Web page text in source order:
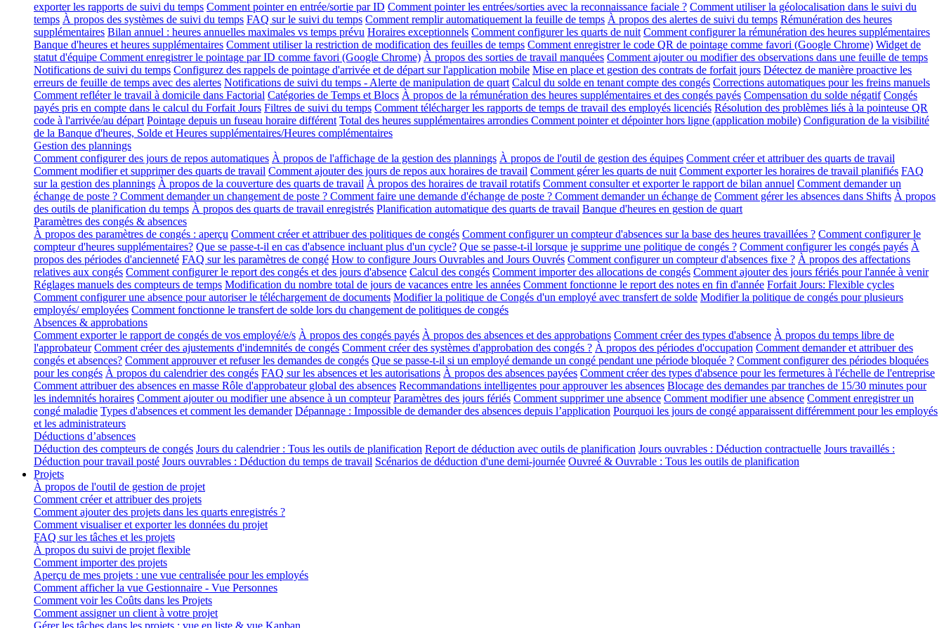
exporter les rapports de suivi du temps Comment pointer en entrée/sortie par ID Comment pointer les entrées/sorties avec la reconnaissance faciale ? Comment utiliser la géolocalisation dans le suivi du
temps À propos des systèmes de suivi du temps FAQ sur le suivi du temps Comment remplir automatiquement la feuille de temps À propos des alertes de suivi du temps Rémunération des heures
supplémentaires Bilan annuel : heures annuelles maximales vs temps prévu Horaires exceptionnels Comment configurer les quarts de nuit Comment configurer la rémunération des heures supplémentaires
Banque d'heures et heures supplémentaires Comment utiliser la restriction de modification des feuilles de temps Comment enregistrer le code QR de pointage comme favori (Google Chrome) Widget de
statut d'équipe Comment enregistrer le pointage par ID comme favori (Google Chrome) À propos des sorties de travail manquées Comment ajouter ou modifier des observations dans une feuille de temps
Notifications de suivi du temps Configurez des rappels de pointage d'arrivée et de départ sur l'application mobile Mise en place et gestion des contrats de forfait jours Détectez de manière proactive les
erreurs de feuille de temps avec des alertes Notifications de suivi du temps - Alerte de manipulation de quart Calcul du solde en tenant compte des congés Corrections automatiques pour les freins manuels
Comment refléter le travail à domicile dans Factorial Catégories de Temps et Blocs À propos de la rémunération des heures supplémentaires et des congés payés Compensation du solde négatif Congés
payés pris en compte dans le calcul du Forfait Jours Filtres de suivi du temps Comment télécharger les rapports de temps de travail des employés licenciés Résolution des problèmes liés à la pointeuse QR
code à l'arrivée/au départ Pointage depuis un fuseau horaire différent Total des heures supplémentaires arrondies Comment pointer et dépointer hors ligne (application mobile) Configuration de la visibilité
de la Banque d'heures, Solde et Heures supplémentaires/Heures complémentaires
Gestion des plannings
Comment configurer des jours de repos automatiques À propos de l'affichage de la gestion des plannings À propos de l'outil de gestion des équipes Comment créer et attribuer des quarts de travail
Comment modifier et supprimer des quarts de travail Comment ajouter des jours de repos aux horaires de travail Comment gérer les quarts de nuit Comment exporter les horaires de travail planifiés FAQ
sur la gestion des plannings À propos de la couverture des quarts de travail À propos des horaires de travail rotatifs Comment consulter et exporter le rapport de bilan annuel Comment demander un
échange de poste ? Comment demander un changement de poste ? Comment faire une demande d'échange de poste ? Comment demander un échange de Comment gérer les absences dans Shifts À propos
des outils de planification du temps À propos des quarts de travail enregistrés Planification automatique des quarts de travail Banque d'heures en gestion de quart
Paramètres des congés & absences
À propos des paramètres de congés : aperçu Comment créer et attribuer des politiques de congés Comment configurer un compteur d'absences sur la base des heures travaillées ? Comment configurer le
compteur d'heures supplémentaires? Que se passe-t-il en cas d'absence incluant plus d'un cycle? Que se passe-t-il lorsque je supprime une politique de congés ? Comment configurer les congés payés À
propos des périodes d'ancienneté FAQ sur les paramètres de congé How to configure Jours Ouvrables and Jours Ouvrés Comment configurer un compteur d'absences fixe ? À propos des affectations
relatives aux congés Comment configurer le report des congés et des jours d'absence Calcul des congés Comment importer des allocations de congés Comment ajouter des jours fériés pour l'année à venir
Réglages manuels des compteurs de temps Modification du nombre total de jours de vacances entre les années Comment fonctionne le report des notes en fin d'année Forfait Jours: Flexible cycles
Comment configurer une absence pour autoriser le téléchargement de documents Modifier la politique de Congés d'un employé avec transfert de solde Modifier la politique de congés pour plusieurs
employés/ employées Comment fonctionne le transfert de solde lors du changement de politiques de congés
Absences & approbations
Comment exporter le rapport de congés de vos employé/e/s À propos des congés payés À propos des absences et des approbations Comment créer des types d'absence À propos du temps libre de
l'approbateur Comment créer des ajustements d'indemnités de congés Comment créer des systèmes d'approbation des congés ? À propos des périodes d'occupation Comment demander et attribuer des
congés et absences? Comment approuver et refuser les demandes de congés Que se passe-t-il si un employé demande un congé pendant une période bloquée ? Comment configurer des périodes bloquées
pour les congés À propos du calendrier des congés FAQ sur les absences et les autorisations À propos des absences payées Comment créer des types d'absence pour les fermetures à l'échelle de l'entreprise
Comment attribuer des absences en masse Rôle d'approbateur global des absences Recommandations intelligentes pour approuver les absences Blocage des demandes par tranches de 15/30 minutes pour
les indemnités horaires Comment ajouter ou modifier une absence à un compteur Paramètres des jours fériés Comment supprimer une absence Comment modifier une absence Comment enregistrer un
congé maladie Types d'absences et comment les demander Dépannage : Impossible de demander des absences depuis l’application Pourquoi les jours de congé apparaissent différemment pour les employés
et les administrateurs
Déductions d’absences
Déduction des compteurs de congés Jours du calendrier : Tous les outils de planification Report de déduction avec outils de planification Jours ouvrables : Déduction contractuelle Jours travaillés :
Déduction pour travail posté Jours ouvrables : Déduction du temps de travail Scénarios de déduction d'une demi-journée Ouvreé & Ouvrable : Tous les outils de planification
Projets
À propos de l'outil de gestion de projet
Comment créer et attribuer des projets
Comment ajouter des projets dans les quarts enregistrés ?
Comment visualiser et exporter les données du projet
FAQ sur les tâches et les projets
À propos du suivi de projet flexible
Comment importer des projets
Aperçu de mes projets : une vue centralisée pour les employés
Comment afficher la vue Gestionnaire - Vue Personnes
Comment voir les Coûts dans les Projets
Comment assigner un client à votre projet
Gérer les tâches dans les projets : vue en liste & vue Kanban